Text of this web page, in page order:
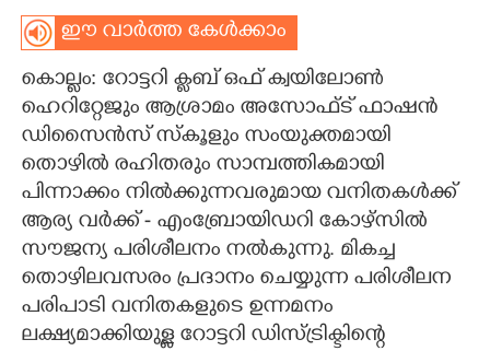
LIFESTYLE
SPIRITUAL
INFO+
ART
ASTRO
ഈ വാർത്ത കേൾക്കാം
കൊല്ലം: റോട്ടറി ക്ലബ്‌ ഒഫ് ക്വയിലോൺ
ഹെറിറ്റേജും ആശ്രാമം അസോഫ്ട് ഫാഷൻ
ഡിസൈൻസ് സ്കൂളും സംയുക്തമായി
തൊഴിൽ രഹിതരും സാമ്പത്തികമായി
പിന്നാക്കം നിൽക്കുന്നവരുമായ വനിതകൾക്ക്
ആര്യ വർക്ക് - എംബ്രോയിഡറി കോഴ്സിൽ
സൗജന്യ പരിശീലനം നൽകുന്നു. മികച്ച
തൊഴിലവസരം പ്രദാനം ചെയ്യുന്ന പരിശീലന
പരിപാടി വനിതകളുടെ ഉന്നമനം
ലക്ഷ്യമാക്കിയുള്ള റോട്ടറി ഡിസ്ട്രിക്ടിന്റെ